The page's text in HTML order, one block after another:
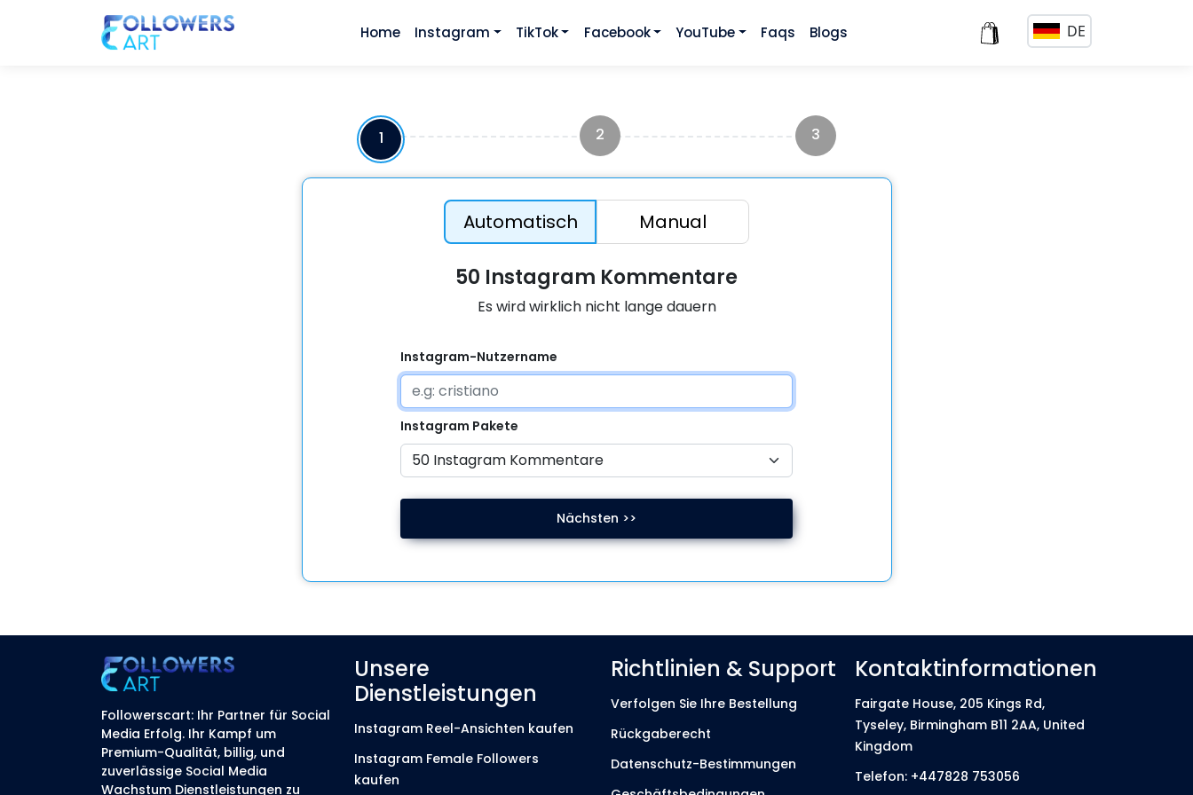
Home Instagram TikTok Facebook YouTube Faqs Blogs DE
1 2 3
Automatisch Manual
50 Instagram Kommentare
Es wird wirklich nicht lange dauern
Instagram-Nutzername
Instagram Pakete
Nächsten >>
Followerscart: Ihr Partner für Social
Media Erfolg. Ihr Kampf um
Premium-Qualität, billig, und
zuverlässige Social Media
Wachstum Dienstleistungen zu
Unsere
Dienstleistungen
Instagram Reel-Ansichten kaufen
Instagram Female Followers
kaufen
Richtlinien & Support
Verfolgen Sie Ihre Bestellung
Rückgaberecht
Datenschutz-Bestimmungen
Kontaktinformationen
Fairgate House, 205 Kings Rd,
Tyseley, Birmingham B11 2AA, United
Kingdom
Telefon: +447828 753056